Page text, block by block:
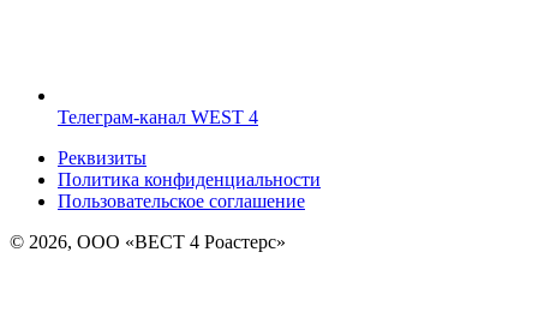
Телеграм-канал WEST 4
Реквизиты
Политика конфиденциальности
Пользовательское соглашение
© 2026, ООО «ВЕСТ 4 Роастерс»